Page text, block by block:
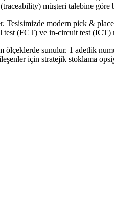
müşteri talebine göre
Tesisimizde modern pick &
(FCT) ve in-circuit test (ICT)
sunulur. 1 adetlik
için stratejik stoklama